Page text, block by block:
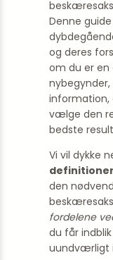
Denne
og deres
om du er en
vælge den
bedste
Vi vil dykke
den
fordelene
du får
uundværligt